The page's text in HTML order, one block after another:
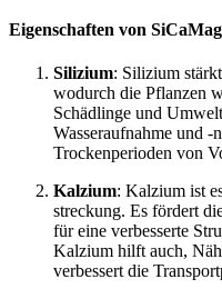
Eigenschaften von
Silizium: Silizium
wodurch die Pflanzen
Schädlinge und
Wasseraufnahme und -
Trockenperioden von
Kalzium: Kalzium ist
streckung. Es fördert
für eine verbesserte
Kalzium hilft auch,
verbessert die